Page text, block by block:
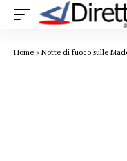
Home » Notte di fuoco sulle